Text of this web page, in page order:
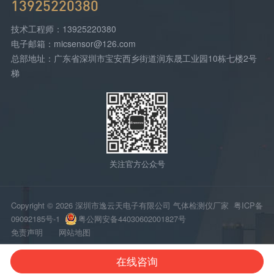
13925220380
技术工程师：13925220380
电子邮箱：micsensor@126.com
总部地址：广东省深圳市宝安西乡街道润东晟工业园10栋七楼2号
梯
关注官方公众号
Copyright © 2026 深圳市逸云天电子有限公司 气体检测仪厂家 粤ICP备
09092185号-1
粤公网安备44030602001827号
免责声明
网站地图
在线咨询